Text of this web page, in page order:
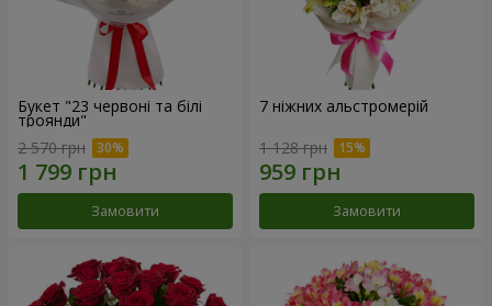
Букет "23 червоні та білі
троянди"
2 570 грн
Замовити
7 ніжних альстромерій
1 128 грн
Замовити